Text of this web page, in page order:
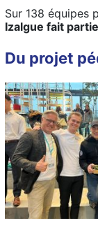
Sur 138 équipes
Izalgue fait
Du projet